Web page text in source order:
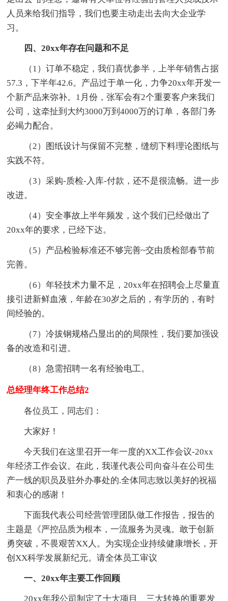
人员来给我们指导，我们也要主动走出去向大企业学
习。
四、20xx年存在问题和不足
（1）订单不稳定，我们喜忧参半，上半年销售占据
57.3，下半年42.6。产品过于单一化，力争20xx年开发一
个新产品来弥补。1月份，张军会有2个重要客户来我们
公司，这牵扯到大约3000万到4000万的订单，各部门务
必竭力配合。
（2）图纸设计与保留不完整，缝纫下料理论图纸与
实践不符。
（3）采购-质检-入库-付款，还不是很流畅。进一步
改进。
（4）安全事故上半年频发，这个我们已经做出了
20xx年的要求，已经下达。
（5）产品检验标准还不够完善~交由质检部春节前
完善。
（6）年轻技术力量不足，20xx年在招聘会上尽量直
接引进新鲜血液，年龄在30岁之后的，有学历的，有时
间经验的。
（7）冷拔钢规格凸显出的的局限性，我们要加强设
备的改造和引进。
（8）急需招聘一名有经验电工。
总经理年终工作总结2
各位员工，同志们：
大家好！
今天我们在这里召开一年一度的XX工作会议-20xx
年经济工作会议。在此，我谨代表公司向奋斗在公司生
产一线的职员及驻外办事处的.全体同志致以美好的祝福
和衷心的感谢！
下面我代表公司经营管理团队做工作报告，报告的
主题是《严控品质为根本，一流服务为灵魂。敢于创新
勇突破，不畏艰苦XX人。为实现企业持续健康增长，开
创XX科学发展新纪元。请全体员工审议
一、20xx年主要工作回顾
20xx年我公司制定了十大项目、三大转换的重要发